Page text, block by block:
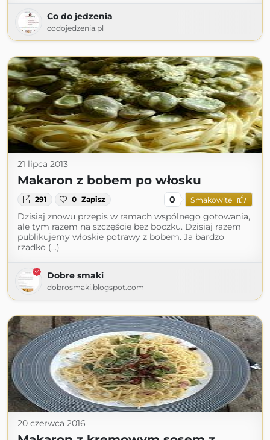
Co do jedzenia
codojedzenia.pl
21 lipca 2013
Makaron z bobem po włosku
291 0 Zapisz 0 Smakowite
Dzisiaj znowu przepis w ramach wspólnego gotowania,
ale tym razem na szczęście bez boczku. Dzisiaj razem
publikujemy włoskie potrawy z bobem. Ja bardzo
rzadko (...)
Dobre smaki
dobrosmaki.blogspot.com
20 czerwca 2016